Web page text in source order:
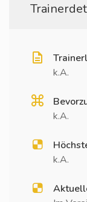
k.A.
k.A.
k.A.